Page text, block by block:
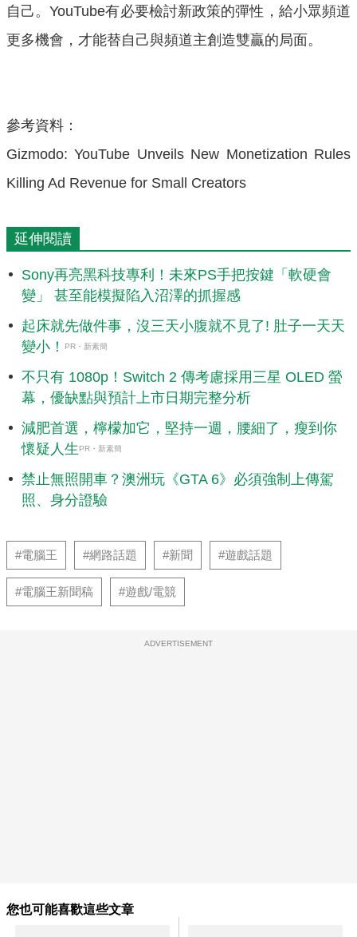
自己。YouTube有必要檢討新政策的彈性，給小眾頻道
更多機會，才能替自己與頻道主創造雙贏的局面。
參考資料：
Gizmodo: YouTube Unveils New Monetization Rules
Killing Ad Revenue for Small Creators
延伸閱讀
Sony再亮黑科技專利！未來PS手把按鍵「軟硬會
變」 甚至能模擬陷入沼澤的抓握感
起床就先做件事，沒三天小腹就不見了! 肚子一天天
變小！
PR・新素簡
不只有 1080p！Switch 2 傳考慮採用三星 OLED 螢
幕，優缺點與預計上市日期完整分析
減肥首選，檸檬加它，堅持一週，腰細了，瘦到你
懷疑人生 PR・新素簡
禁止無照開車？澳洲玩《GTA 6》必須強制上傳駕
照、身分證驗
#電腦王 #網路話題 #新聞 #遊戲話題
#電腦王新聞稿 #遊戲/電競
ADVERTISEMENT
您也可能喜歡這些文章